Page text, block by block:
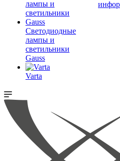
Светодиодные
лампы и
светильники
Gauss
Varta